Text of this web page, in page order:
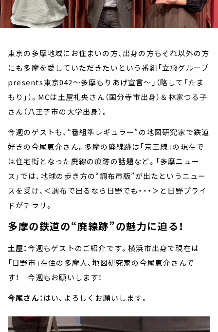
東京の多摩地域にお住まいの方、出身の方もそれ以外の方
にも多摩を愛していただきたいという番組「立飛グループ
presents東京042～多摩もりあげ宣言～」（略して「たま
もり」）。MCは土屋礼央さん（国分寺市出身）＆林家つる子
さん（八王子市の大学出身）。
今週のゲストも、“番組準レギュラー”の地図研究家で鉄道
好きの今尾恵介さん。多摩の廃線跡は「京王線」の現在で
は住宅街となった廃線の痕跡の話題など。「多摩ニュー
ス」では、地球の歩き方の“調布市版”が出たというニュー
スを受け、＜調布で出るなら日野でも・・・＞と日野プライ
ドがチラリ。
多摩の鉄道の“廃線跡”の魅力に迫る！
土屋：今週もゲストのご紹介です。横浜市出身で現在は
「日野市」在住の多摩人、地図研究家の今尾恵介さんで
す！ 今週もお願いします！
今尾さん： はい、よろしくお願いします。